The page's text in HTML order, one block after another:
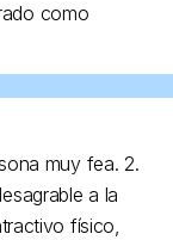
como
muy fea. 2.
a la
físico,